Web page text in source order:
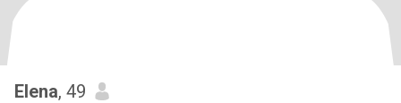
Elena, 49